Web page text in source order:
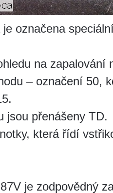
označena
na zapalování
– označení 50,
jsou přenášeny TD.
která řídí
je zodpovědný